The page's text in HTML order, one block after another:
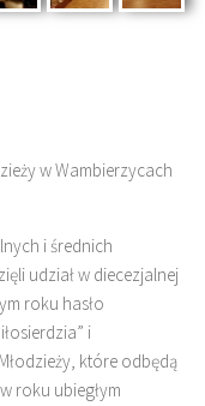
w Wambierzycach
i średnich
udział w diecezjalnej
roku hasło
i
które odbędą
roku ubiegłym